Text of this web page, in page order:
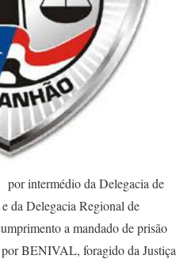
intermédio da Delegacia de
da Delegacia Regional de
a mandado de prisão
BENIVAL, foragido da Justiça